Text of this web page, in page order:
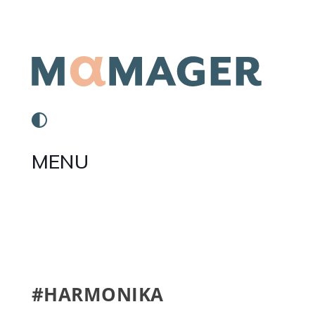
MENU
#HARMONIKA